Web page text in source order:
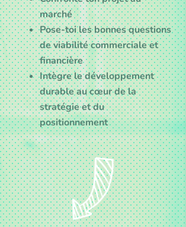
marché
Pose-toi les bonnes questions
de viabilité commerciale et
financière
Intègre le développement
durable au cœur de la
stratégie et du
positionnement